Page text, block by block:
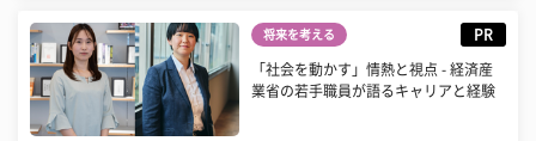
将来を考える PR
「社会を動かす」情熱と視点 - 経済産
業省の若手職員が語るキャリアと経験